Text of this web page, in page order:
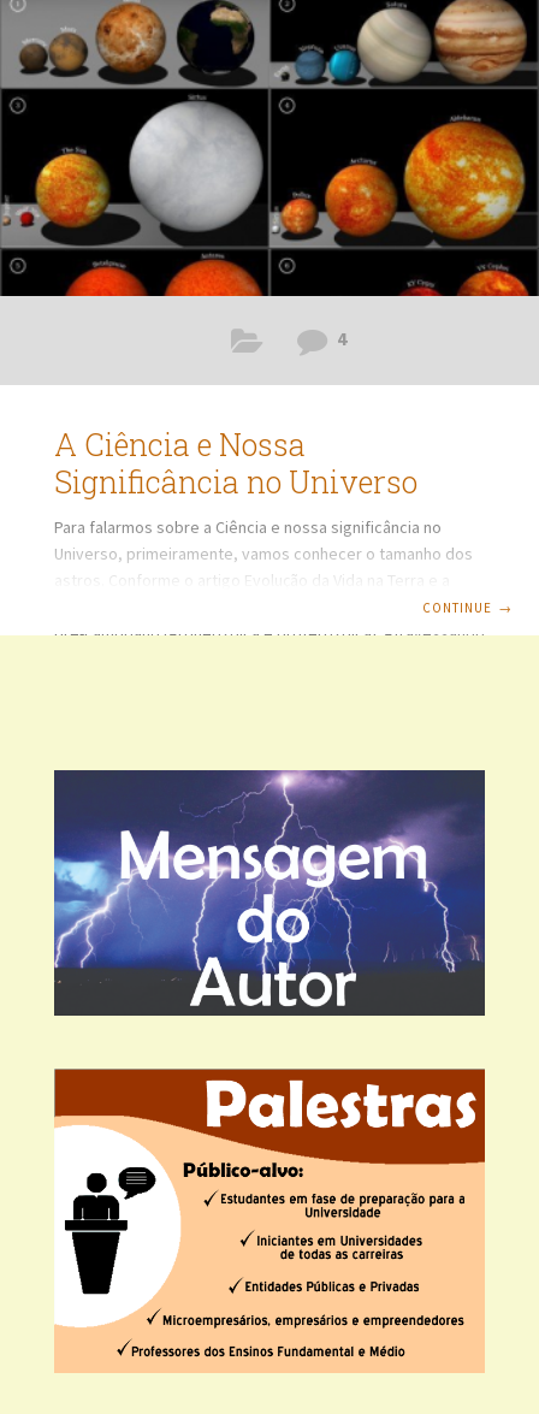
4
A Ciência e Nossa
Significância no Universo
Para falarmos sobre a Ciência e nossa significância no
Universo, primeiramente, vamos conhecer o tamanho dos
astros. Conforme o artigo Evolução da Vida na Terra e a
Física, o Planeta Terra passou por vários períodos, desde o
pré-cambriano (Arqueozoica e proterozoica). Atravessando
passados a cada ser humano desde a infância, a aceitação
de fundamentos da evolução
CONTINUE →